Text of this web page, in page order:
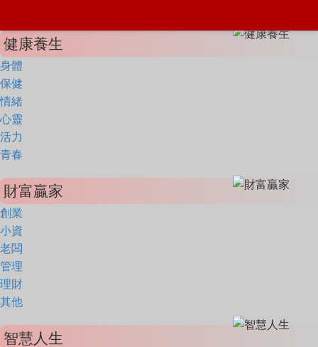
健康養生
身體
保健
情緒
心靈
活力
青春
財富贏家
創業
小資
老闆
管理
理財
其他
智慧人生